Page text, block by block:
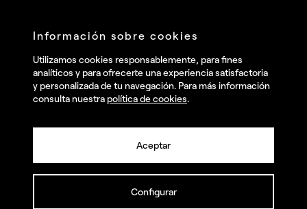
Talent
Contact
Instagram
Facebook
© summa.es Todos los derechos reservados.
Información sobre cookies
Utilizamos cookies responsablemente, para fines
analíticos y para ofrecerte una experiencia satisfactoria
y personalizada de tu navegación. Para más información
consulta nuestra política de cookies.
Aceptar
Configurar